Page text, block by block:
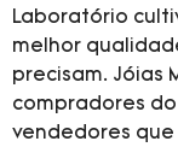
Laboratório
melhor
precisam. Jóias
compradores
vendedores